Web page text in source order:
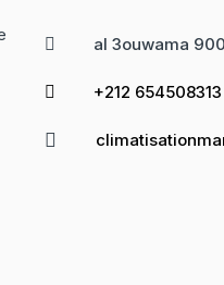
al 3ouwama
+212 654508313